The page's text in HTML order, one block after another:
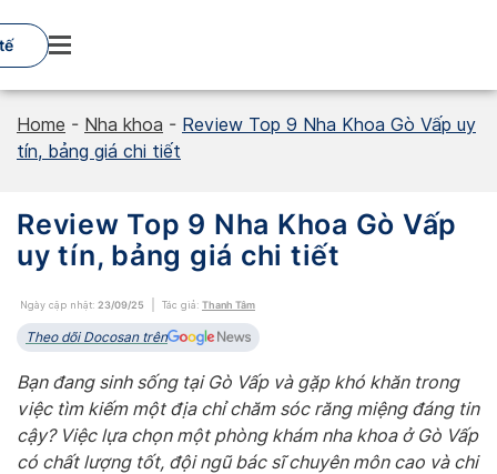
to
content
Home - Nha khoa - Review Top 9 Nha Khoa Gò Vấp uy
tín, bảng giá chi tiết
Review Top 9 Nha Khoa Gò Vấp
uy tín, bảng giá chi tiết
Ngày cập nhật: 23/09/25 Tác giả: Thanh Tâm
Theo dõi Docosan trên
Bạn đang sinh sống tại Gò Vấp và gặp khó khăn trong
việc tìm kiếm một địa chỉ chăm sóc răng miệng đáng tin
cậy? Việc lựa chọn một phòng khám nha khoa ở Gò Vấp
có chất lượng tốt, đội ngũ bác sĩ chuyên môn cao và chi